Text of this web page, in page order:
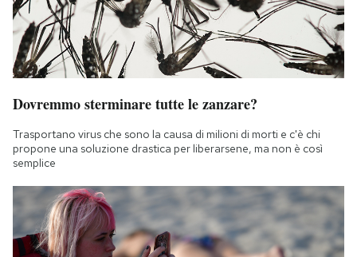
Dovremmo sterminare tutte le zanzare?
Trasportano virus che sono la causa di milioni di morti e c'è chi
propone una soluzione drastica per liberarsene, ma non è così
semplice